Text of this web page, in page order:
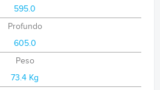
595.0
Profundo
605.0
Peso
73.4 Kg